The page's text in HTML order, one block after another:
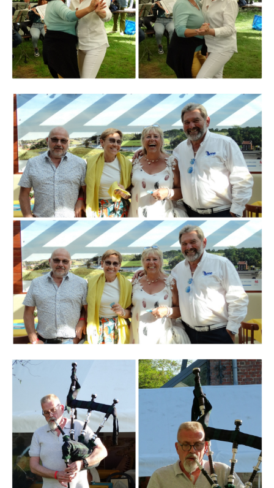
Branding
ARMCHAIR
Branding
ARMCHAIR